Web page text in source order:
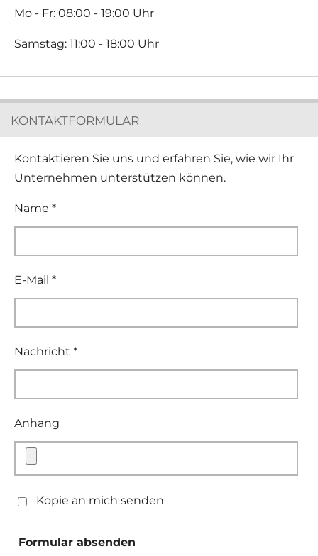
Mo - Fr: 08:00 - 19:00 Uhr
Samstag: 11:00 - 18:00 Uhr
KONTAKTFORMULAR
Kontaktieren Sie uns und erfahren Sie, wie wir Ihr
Unternehmen unterstützen können.
Name *
E-Mail *
Nachricht *
Anhang
Kopie an mich senden
Formular absenden